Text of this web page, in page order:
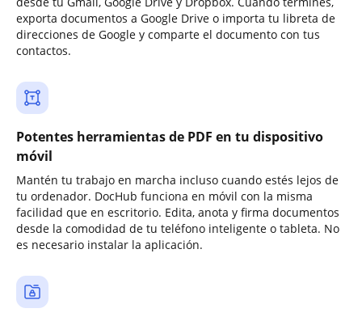
exporta documentos a Google Drive o importa tu libreta de
direcciones de Google y comparte el documento con tus
contactos.
Potentes herramientas de PDF en tu dispositivo
móvil
Mantén tu trabajo en marcha incluso cuando estés lejos de
tu ordenador. DocHub funciona en móvil con la misma
facilidad que en escritorio. Edita, anota y firma documentos
desde la comodidad de tu teléfono inteligente o tableta. No
es necesario instalar la aplicación.